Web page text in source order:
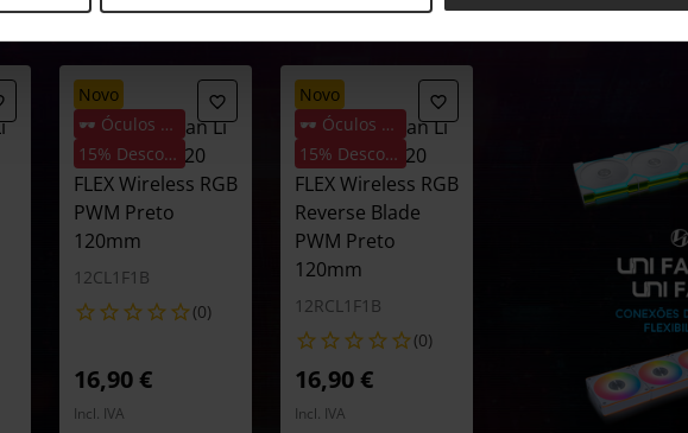
novo
🕶️ Óculos Oferta
15% Desconto
Ventoinha Lian Li
UNI FAN CL120
FLEX Wireless RGB
PWM Preto
120mm
12CL1F1B
(0)
16,90 €
Incl. IVA
novo
🕶️ Óculos Oferta
15% Desconto
Ventoinha Lian Li
UNI FAN CL120
FLEX Wireless RGB
Reverse Blade
PWM Preto
120mm
12RCL1F1B
(0)
16,90 €
Incl. IVA